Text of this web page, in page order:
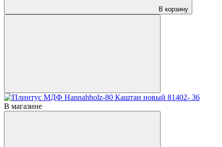
В корзину
В магазине